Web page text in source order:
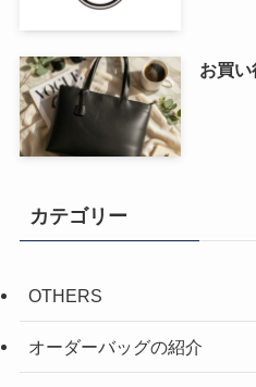
お買
カテゴリー
OTHERS
オーダーバッグの紹介